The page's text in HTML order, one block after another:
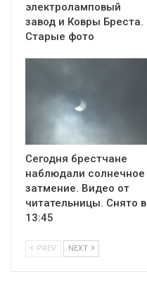
электроламповый
завод и Ковры Бреста.
Старые фото
Сегодня брестчане
наблюдали солнечное
затмение. Видео от
читательницы. Снято в
13:45
PREV NEXT